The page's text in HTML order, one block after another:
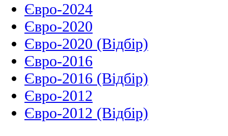
Євро-2024
Євро-2020
Євро-2020 (Відбір)
Євро-2016
Євро-2016 (Відбір)
Євро-2012
Євро-2012 (Відбір)